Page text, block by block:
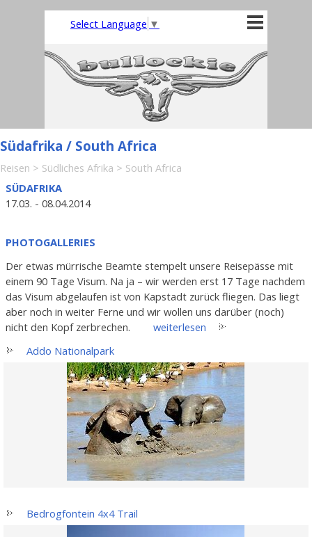
Select Language ▼
Südafrika / South Africa
Reisen > Südliches Afrika > South Africa
SÜDAFRIKA
17.03. - 08.04.2014
PHOTOGALLERIES
Der etwas mürrische Beamte stempelt unsere Reisepässe mit
einem 90 Tage Visum. Na ja – wir werden erst 17 Tage nachdem
das Visum abgelaufen ist von Kapstadt zurück fliegen. Das liegt
aber noch in weiter Ferne und wir wollen uns darüber (noch)
nicht den Kopf zerbrechen.
weiterlesen
Addo Nationalpark
Bedrogfontein 4x4 Trail